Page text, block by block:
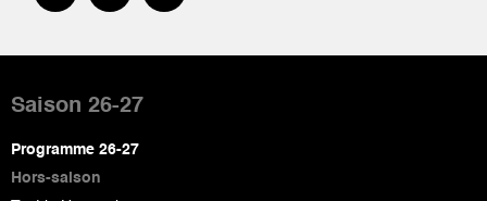
de
page
Saison 26-27
Programme 26-27
Hors-saison